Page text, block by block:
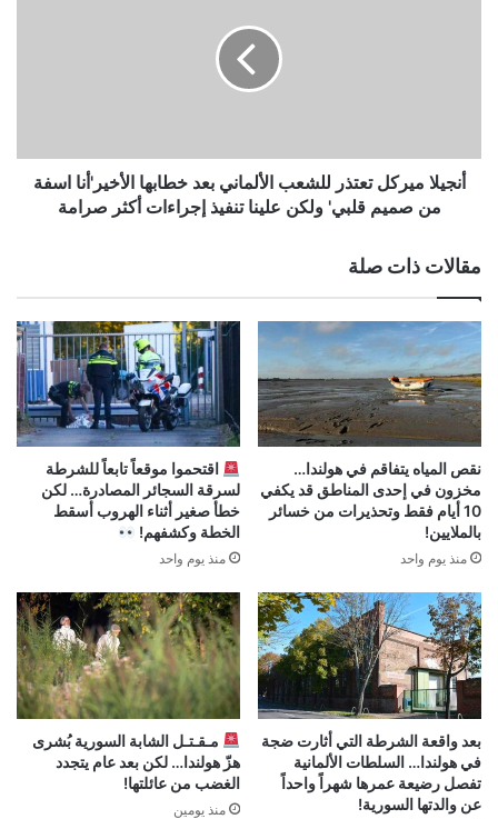
اسفة
من
علينا
تنفيذ
إجراءات
صرامة
أنجيلا ميركل تعتذر للشعب الألماني بعد خطابها الأخير'أنا اسفة
من صميم قلبي' ولكن علينا تنفيذ إجراءات أكثر صرامة
مقالات ذات صلة
نقص المياه يتفاقم في هولندا…
مخزون في إحدى المناطق قد يكفي
10 أيام فقط وتحذيرات من خسائر
بالملايين!
منذ يوم واحد
اقتحموا موقعاً تابعاً للشرطة
لسرقة السجائر المصادرة… لكن
خطأ صغير أثناء الهروب أسقط
الخطة وكشفهم!
منذ يوم واحد
بعد واقعة الشرطة التي أثارت ضجة
في هولندا… السلطات الألمانية
تفصل رضيعة عمرها شهراً واحداً
عن والدتها السورية!
مـقـتـل الشابة السورية بُشرى
هزّ هولندا… لكن بعد عام يتجدد
الغضب من عائلتها!
منذ يومين